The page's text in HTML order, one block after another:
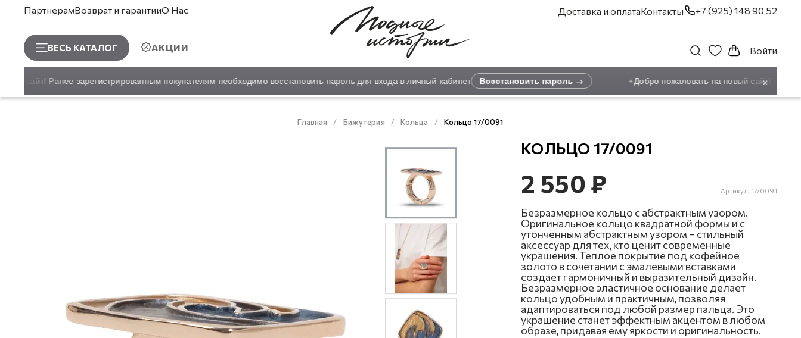
ПартнерамВозврат и гарантииО Нас
ВЕСЬ КАТАЛОГ АКЦИИ
Доставка и оплатаКонтакты +7 (925) 148 90 52
Войти
сайт! Ранее зарегистрированным покупателям необходимо восстановить пароль для входа в личный кабинет Восстановить пароль → Добро пожаловать на новый сайт! Ранее
×
Главная Бижутерия Кольца Кольцо 17/0091
КОЛЬЦО 17/0091
2 550 ₽ Артикул: 17/0091
Безразмерное кольцо с абстрактным узором.
Оригинальное кольцо квадратной формы и с
утонченным абстрактным узором – стильный
аксессуар для тех, кто ценит современные
украшения. Теплое покрытие под кофейное
золото в сочетании с эмалевыми вставками
создает гармоничный и выразительный дизайн.
Безразмерное эластичное основание делает
кольцо удобным и практичным, позволяя
адаптироваться под любой размер пальца. Это
украшение станет эффектным акцентом в любом
образе, придавая ему яркости и оригинальность.